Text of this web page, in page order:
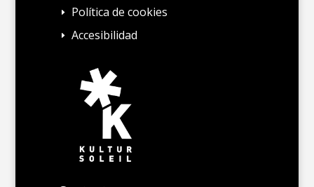
E Política de cookies
E Accesibilidad